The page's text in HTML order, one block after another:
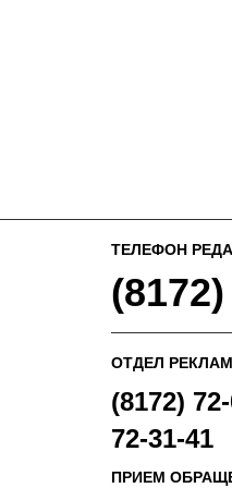
ТЕЛЕФОН
ОТДЕЛ
(8172)
72-31-41
ПРИЕМ